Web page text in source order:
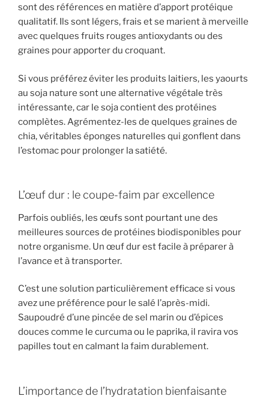
sont des références en matière d’apport protéique
qualitatif. Ils sont légers, frais et se marient à merveille
avec quelques fruits rouges antioxydants ou des
graines pour apporter du croquant.
Si vous préférez éviter les produits laitiers, les yaourts
au soja nature sont une alternative végétale très
intéressante, car le soja contient des protéines
complètes. Agrémentez-les de quelques graines de
chia, véritables éponges naturelles qui gonflent dans
l’estomac pour prolonger la satiété.
L’œuf dur : le coupe-faim par excellence
Parfois oubliés, les œufs sont pourtant une des
meilleures sources de protéines biodisponibles pour
notre organisme. Un œuf dur est facile à préparer à
l’avance et à transporter.
C’est une solution particulièrement efficace si vous
avez une préférence pour le salé l’après-midi.
Saupoudré d’une pincée de sel marin ou d’épices
douces comme le curcuma ou le paprika, il ravira vos
papilles tout en calmant la faim durablement.
L’importance de l’hydratation bienfaisante